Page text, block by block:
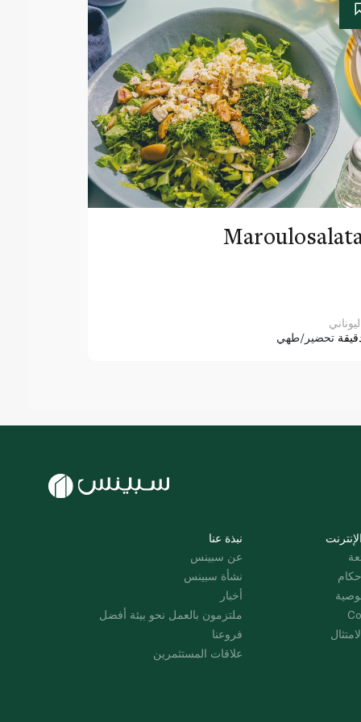
تحضير/طهي
نبذة عنا
عن سبينس
نشأة سبينس
أخبار
ملتزمون بالعمل نحو بيئة أفضل
فروعنا
علاقات المستثمرين